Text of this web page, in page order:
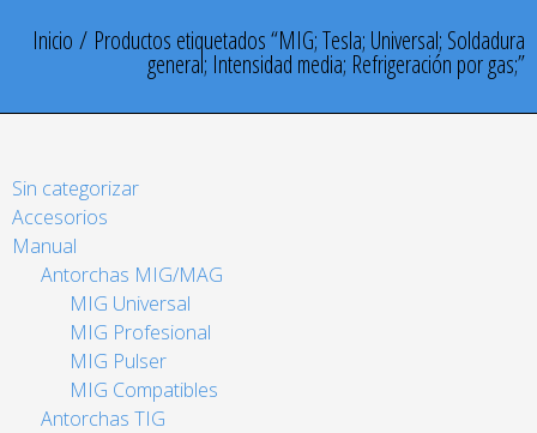
Inicio / Productos etiquetados “MIG; Tesla; Universal; Soldadura
general; Intensidad media; Refrigeración por gas;”
Sin categorizar
Accesorios
Manual
Antorchas MIG/MAG
MIG Universal
MIG Profesional
MIG Pulser
MIG Compatibles
Antorchas TIG